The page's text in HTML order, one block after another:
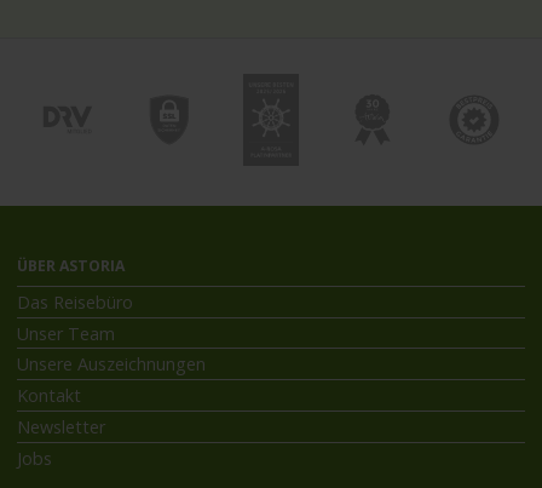
ÜBER ASTORIA
Das Reisebüro
Unser Team
Unsere Auszeichnungen
Kontakt
Newsletter
Jobs